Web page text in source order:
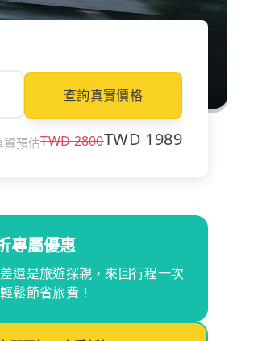
查詢真實價格
資預估TWD2800TWD 1989
專屬優惠
還是旅遊探親，來回行程一次
鬆節省旅費！